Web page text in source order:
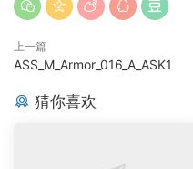
上一篇
ASS_M_Armor_016_A_ASK1
猜你喜欢